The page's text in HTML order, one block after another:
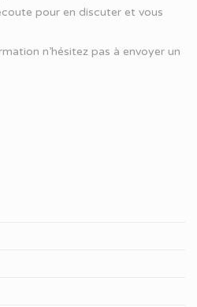
pour en discuter et vous
n’hésitez pas à envoyer un